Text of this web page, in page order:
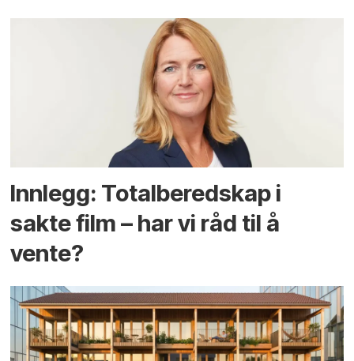
Innlegg: Totalberedskap i
sakte film – har vi råd til å
vente?